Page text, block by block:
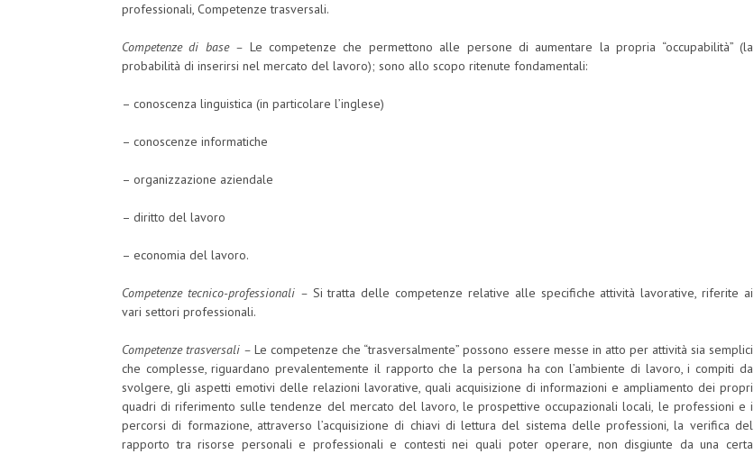
professionali, Competenze trasversali.
Competenze di base – Le competenze che permettono alle persone di aumentare la propria “occupabilità” (la
probabilità di inserirsi nel mercato del lavoro); sono allo scopo ritenute fondamentali:
– conoscenza linguistica (in particolare l’inglese)
– conoscenze informatiche
– organizzazione aziendale
– diritto del lavoro
– economia del lavoro.
Competenze tecnico-professionali – Si tratta delle competenze relative alle specifiche attività lavorative, riferite ai
vari settori professionali.
Competenze trasversali –Le competenze che “trasversalmente” possono essere messe in atto per attività sia semplici
che complesse, riguardano prevalentemente il rapporto che la persona ha con l’ambiente di lavoro, i compiti da
svolgere, gli aspetti emotivi delle relazioni lavorative, quali acquisizione di informazioni e ampliamento dei propri
quadri di riferimento sulle tendenze del mercato del lavoro, le prospettive occupazionali locali, le professioni e i
percorsi di formazione, attraverso l’acquisizione di chiavi di lettura del sistema delle professioni, la verifica del
rapporto tra risorse personali e professionali e contesti nei quali poter operare, non disgiunte da una certa